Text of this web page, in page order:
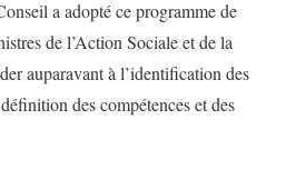
a adopté ce programme de
de l’Action Sociale et de la
auparavant à l’identification des
des compétences et des